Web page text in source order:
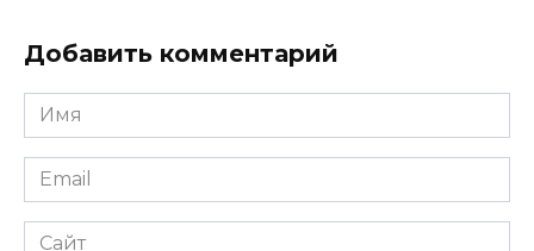
Добавить комментарий
Имя
*
Email
*
Сайт